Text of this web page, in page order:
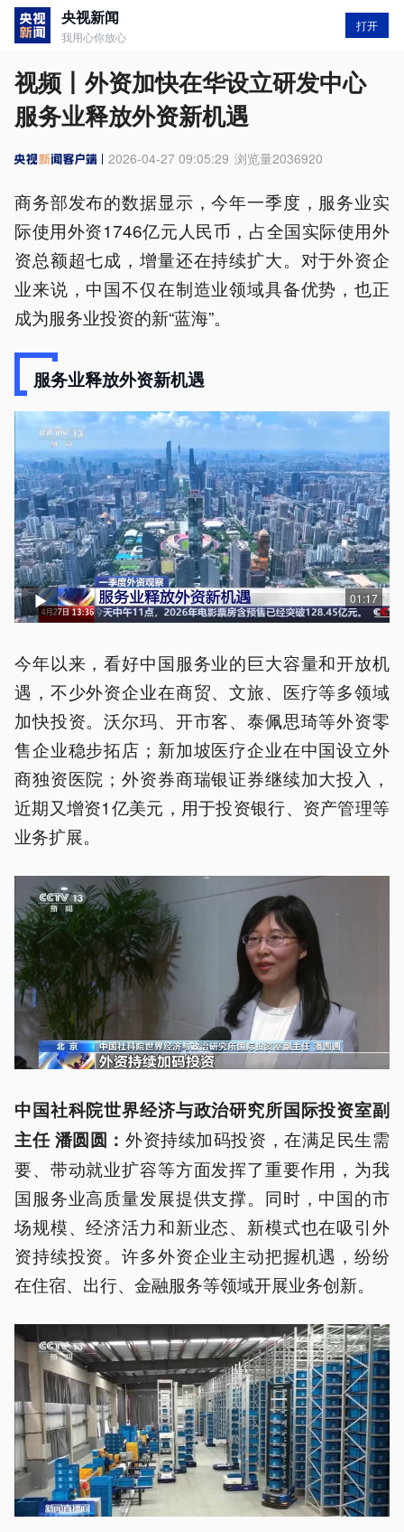
央视新闻
我用心你放心
打开
视频丨外资加快在华设立研发中心
服务业释放外资新机遇
2026-04-27 09:05:29 浏览量2036920
商务部发布的数据显示，今年一季度，服务业实
际使用外资1746亿元人民币，占全国实际使用外
资总额超七成，增量还在持续扩大。对于外资企
业来说，中国不仅在制造业领域具备优势，也正
成为服务业投资的新“蓝海”。
服务业释放外资新机遇
01:17
今年以来，看好中国服务业的巨大容量和开放机
遇，不少外资企业在商贸、文旅、医疗等多领域
加快投资。沃尔玛、开市客、泰佩思琦等外资零
售企业稳步拓店；新加坡医疗企业在中国设立外
商独资医院；外资券商瑞银证券继续加大投入，
近期又增资1亿美元，用于投资银行、资产管理等
业务扩展。
中国社科院世界经济与政治研究所国际投资室副
主任 潘圆圆： 外资持续加码投资，在满足民生需
要、带动就业扩容等方面发挥了重要作用，为我
国服务业高质量发展提供支撑。同时，中国的市
场规模、经济活力和新业态、新模式也在吸引外
资持续投资。许多外资企业主动把握机遇，纷纷
在住宿、出行、金融服务等领域开展业务创新。